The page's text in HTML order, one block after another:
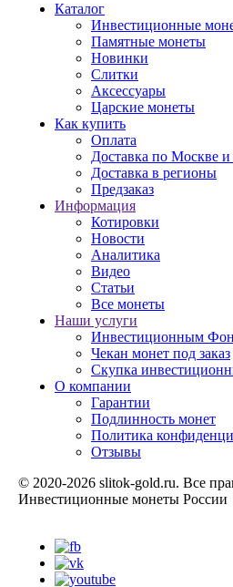
Каталог
Инвестиционные
Памятные монеты
Новинки
Слитки
Аксессуары
Царские монеты
Как купить
Оплата
Доставка по Москве
Доставка в регионы
Предзаказ
Информация
Котировки
Новости
Аналитика
Видео
Статьи
Все монеты
Наши услуги
Инвестиционным
Чекан монет под заказ
Скупка
О компании
Гарантии
Подлинность монет
Политика
Отзывы
© 2020-2026 slitok-gold.ru. Все
Инвестиционные монеты России